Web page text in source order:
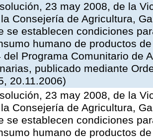
23 may 2008, de la
Consejería de Agricultura,
se establecen condiciones
humano de productos
del Programa Comunitario de
publicado mediante
20.11.2006)
23 may 2008, de la
Consejería de Agricultura,
se establecen condiciones
humano de productos